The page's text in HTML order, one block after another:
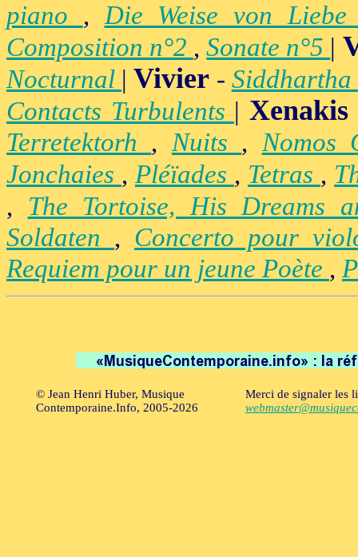
piano ,Die Weise von
Composition n°2 ,Sonate n°5 |
Nocturnal |Vivier - Siddhartha
Contacts Turbulents | Xenakis
Terretektorh ,Nuits ,Nomos
Jonchaies , Pléïades , Tetras ,
, The Tortoise, His Dreams
Soldaten , Concerto pour
Requiem pour un jeune Poète ,
© Jean Henri Huber, Musique
Contemporaine.Info, 2005-2026
Merci de signaler les